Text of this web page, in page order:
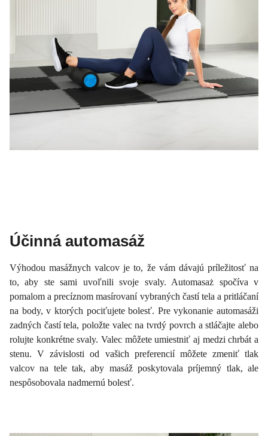
Účinná automasáž
Výhodou masážnych valcov je to, že vám dávajú príležitosť na
to, aby ste sami uvoľnili svoje svaly. Automasaż spočíva v
pomalom a precíznom masírovaní vybraných častí tela a pritláčaní
na body, v ktorých pociťujete bolesť. Pre vykonanie automasáži
zadných častí tela, položte valec na tvrdý povrch a stláčajte alebo
rolujte konkrétne svaly. Valec môžete umiestniť aj medzi chrbát a
stenu. V závislosti od vašich preferencií môžete zmeniť tlak
valcov na tele tak, aby masáž poskytovala príjemný tlak, ale
nespôsobovala nadmernú bolesť.